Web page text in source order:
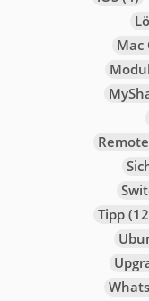
Mac
Modul
Tipp